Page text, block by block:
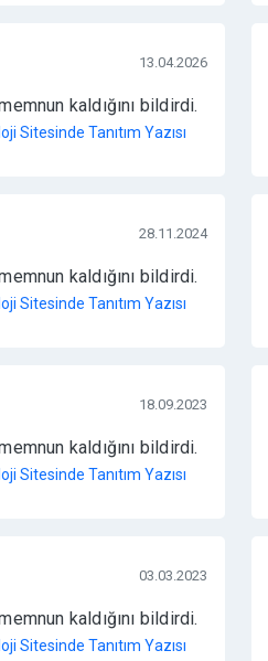
13.04.2026
kaldığını bildirdi.
Sitesinde Tanıtım Yazısı
28.11.2024
kaldığını bildirdi.
Sitesinde Tanıtım Yazısı
18.09.2023
kaldığını bildirdi.
Sitesinde Tanıtım Yazısı
03.03.2023
kaldığını bildirdi.
Sitesinde Tanıtım Yazısı